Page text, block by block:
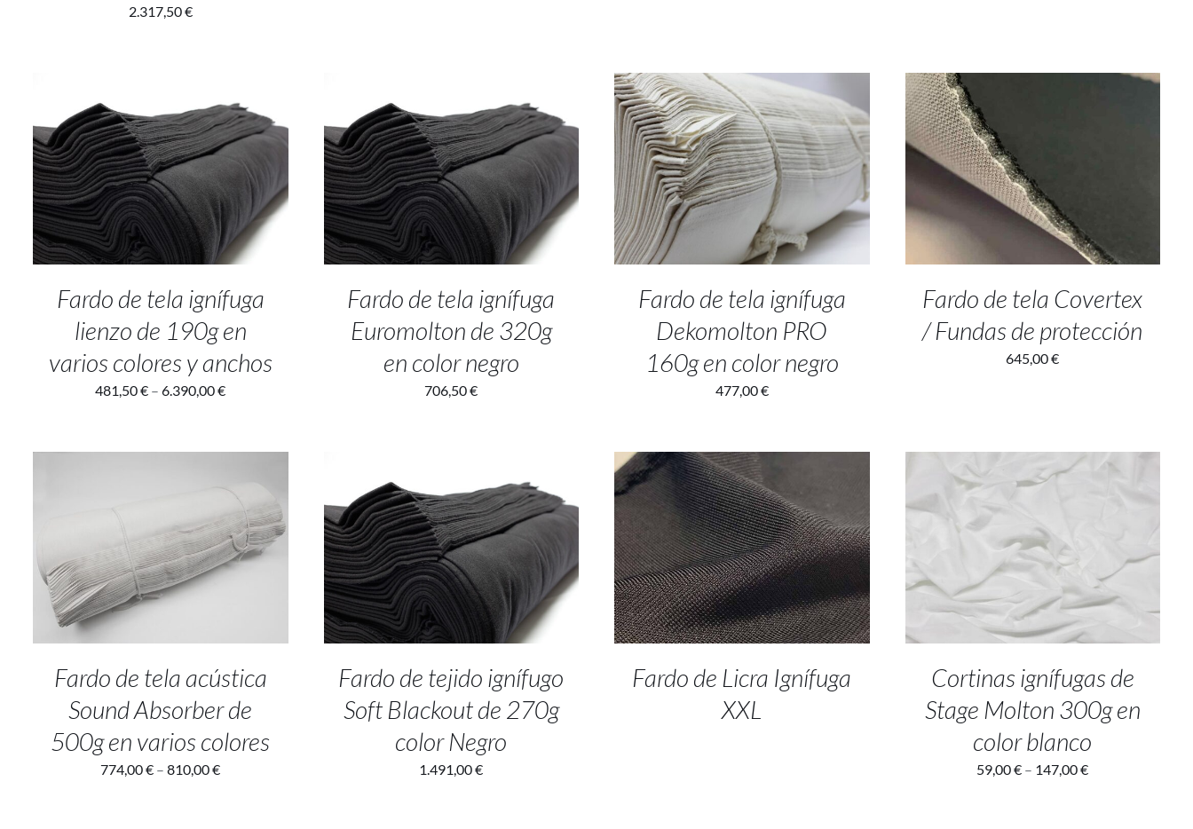
2.317,50€
SELECT OPTIONS / DETALLES
Fardo de tela ignífuga
lienzo de 190g en
varios colores y anchos
481,50€ –6.390,00€
ADD TO CART / DETALLES
Fardo de tela ignífuga
Euromolton de 320g
en color negro
706,50€
SELECT OPTIONS / DETALLES
Fardo de tela ignífuga
Dekomolton PRO
160g en color negro
477,00€
ADD TO CART
Fardo de tela Covertex
/ Fundas de protección
645,00€
SELECT OPTIONS / DETALLES
Fardo de tela acústica
Sound Absorber de
500g en varios colores
774,00€ –810,00€
ADD TO CART / DETALLES
Fardo de tejido ignífugo
Soft Blackout de 270g
color Negro
1.491,00€
DETALLES
Fardo de Licra Ignífuga
XXL
SELECT OPTIONS DETALLES
Cortinas ignífugas de
Stage Molton 300g en
color blanco
59,00€ – 147,00€